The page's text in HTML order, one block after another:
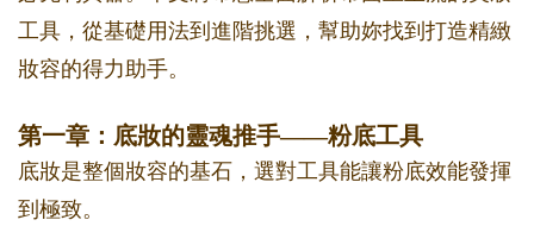
工具，從基礎用法到進階挑選，幫助妳找到打造精緻
妝容的得力助手。
第一章：底妝的靈魂推手——粉底工具
底妝是整個妝容的基石，選對工具能讓粉底效能發揮
到極致。